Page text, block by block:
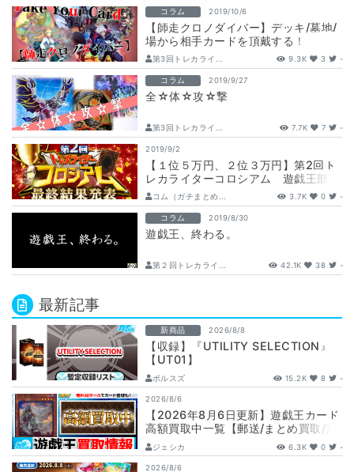
コラム 2019/10/6
【師走クロノダイバー】デッキ/墓地/
場から相手カードを頂戴する！
第3回トレカライ... 9.3K 3 -
コラム 2019/9/27
全☆体☆攻☆撃
第3回トレカライ... 7.7K 7 -
2019/9/2
【１位５万円、２位３万円】第2回ト
レカライターコロシアム 遊戯王部
門 最終結果発表
コム（ガチまとめ... 3.7K 0 -
コラム 2019/8/30
遊戯王、終わる。
第２回トレカライ... 42.1K 38 -
最新記事
新商品 2026/8/8
【収録】『UTILITY SELECTION』
【UT01】
ボルスズ 15.2K 8 -
2026/8/6
【2026年8月6日更新】遊戯王カード
高額買取中一覧【郵送/まとめ買取/買
取表/相場/レリーフ】
ジェシカ 6.3K 0 -
2026/8/6